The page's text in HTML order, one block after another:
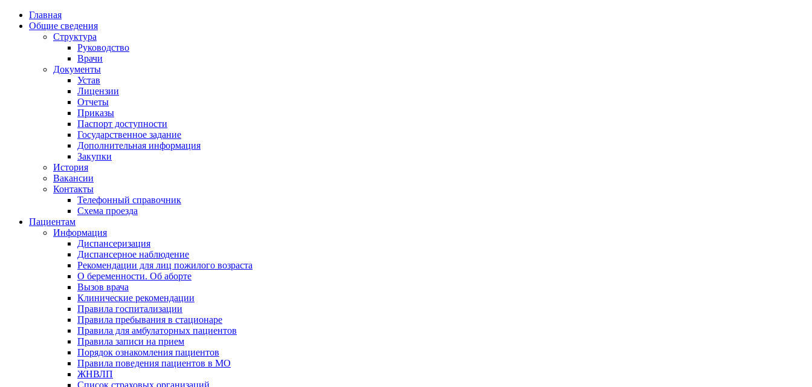
Главная
Общие сведения
Структура
Руководство
Врачи
Документы
Устав
Лицензии
Отчеты
Приказы
Паспорт доступности
Государственное задание
Дополнительная информация
Закупки
История
Вакансии
Контакты
Телефонный справочник
Схема проезда
Пациентам
Информация
Диспансеризация
Диспансерное наблюдение
Рекомендации для лиц пожилого возраста
О беременности. Об аборте
Вызов врача
Клинические рекомендации
Правила госпитализации
Правила пребывания в стационаре
Правила для амбулаторных пациентов
Правила записи на прием
Порядок ознакомления пациентов
Правила поведения пациентов в МО
ЖНВЛП
Список страховых организаций